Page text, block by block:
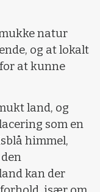
natur
og at lokalt
at kunne
land, og
som en
himmel,
kan der